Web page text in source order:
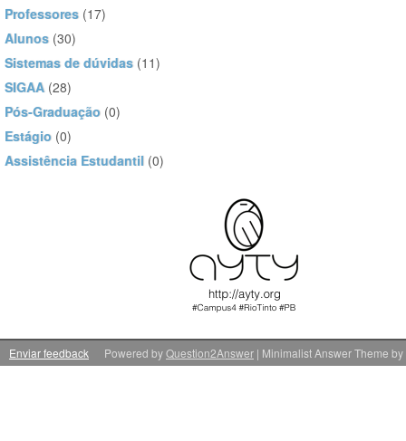
Professores (17)
Alunos (30)
Sistemas de dúvidas (11)
SIGAA (28)
Pós-Graduação (0)
Estágio (0)
Assistência Estudantil (0)
Enviar feedback | Minimalist Answer Theme by
Powered byQuestion2Answer